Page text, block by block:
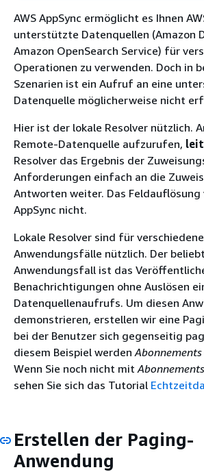
AWS AppSync ermöglicht es Ihnen
unterstützte Datenquellen (Amazon
Amazon OpenSearch Service) für
Operationen zu verwenden. Doch in
Szenarien ist ein Aufruf an eine
Datenquelle möglicherweise nicht
Hier ist der lokale Resolver nützlich.
Remote-Datenquelle aufzurufen,
Resolver das Ergebnis der
Anforderungen einfach an die
Antworten weiter. Das Feldauflösung
AppSync nicht.
Lokale Resolver sind für verschiedene
Anwendungsfälle nützlich. Der
Anwendungsfall ist das
Benachrichtigungen ohne Auslösen
Datenquellenaufrufs. Um diesen
demonstrieren, erstellen wir eine
bei der Benutzer sich gegenseitig
diesem Beispiel werdenAbonnements
Wenn Sie noch nicht mitAbonnements
sehen Sie sich das Tutorial
Erstellen der Paging-
Anwendung